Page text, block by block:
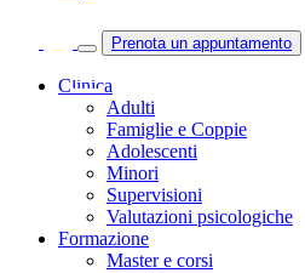
Prenota un appuntamento
Clinica
Adulti
Famiglie e Coppie
Adolescenti
Minori
Supervisioni
Valutazioni psicologiche
Formazione
Master e corsi